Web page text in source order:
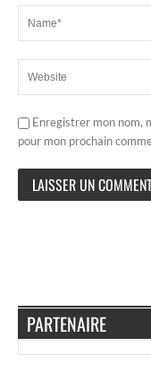
Enregistrer mon nom,
pour mon prochain
PARTENAIRE